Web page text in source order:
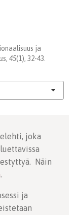
ja
, 45(1), 32-43.
joka
Näin
.
ja